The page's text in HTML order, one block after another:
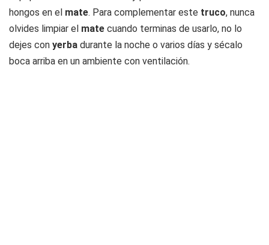
hongos en el mate. Para complementar este truco, nunca
olvides limpiar el mate cuando terminas de usarlo, no lo
dejes con yerba durante la noche o varios días y sécalo
boca arriba en un ambiente con ventilación.